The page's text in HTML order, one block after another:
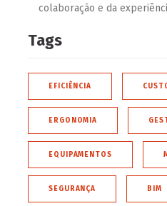
colaboração e da
Tags
EFICIÊNCIA
ERGONOMIA
EQUIPAMENTOS
SEGURANÇA BIM